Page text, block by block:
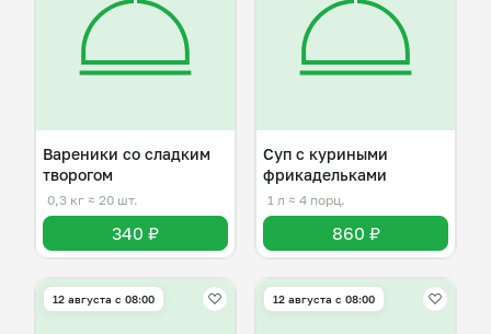
Вареники со сладким
творогом
0,3 кг ≈ 20 шт.
340 ₽
Суп с куриными
фрикадельками
1 л ≈ 4 порц.
860 ₽
12 августа с 08:00 12 августа с 08:00